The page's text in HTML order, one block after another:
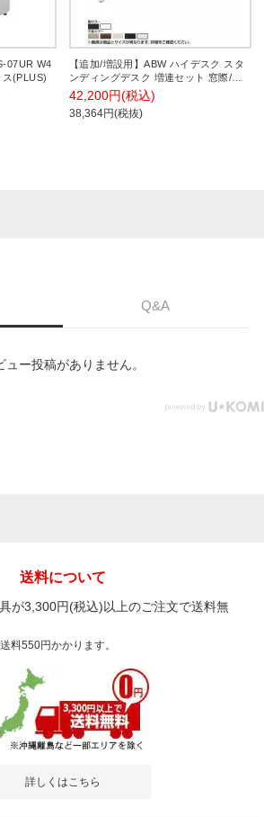
07UR W4
(PLUS)
【追加/増設用】ABW ハイデスク スタ
ンディングデスク 増連セット 窓際/壁
面 お洒落空間 選べる天板×選べるスチ
ール脚 幅1400×奥行600×高さ1000mm
42,200円(税込)
38,364円(税抜)
Q&A
ュー投稿がありません。
送料について
が3,300円(税込)以上のご注文で送料無
料550円かかります。
詳しくはこちら